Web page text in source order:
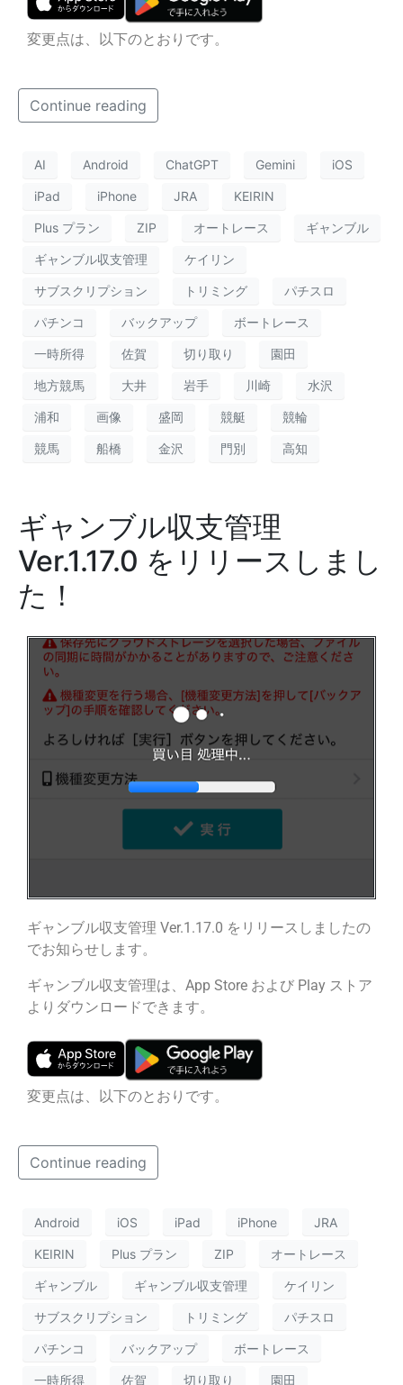
変更点は、以下のとおりです。
Continue reading
AI Android ChatGPT Gemini iOS
iPad iPhone JRA KEIRIN
Plus プラン ZIP オートレース ギャンブル
ギャンブル収支管理 ケイリン
サブスクリプション トリミング パチスロ
パチンコ バックアップ ボートレース
一時所得 佐賀 切り取り 園田
地方競馬 大井 岩手 川崎 水沢
浦和 画像 盛岡 競艇 競輪
競馬 船橋 金沢 門別 高知
ギャンブル収支管理
Ver.1.17.0 をリリースしまし
た！
ギャンブル収支管理 Ver.1.17.0 をリリースしましたの
でお知らせします。
ギャンブル収支管理は、App Store および Play ストア
よりダウンロードできます。
変更点は、以下のとおりです。
Continue reading
Android iOS iPad iPhone JRA
KEIRIN Plus プラン ZIP オートレース
ギャンブル ギャンブル収支管理 ケイリン
サブスクリプション トリミング パチスロ
パチンコ バックアップ ボートレース
一時所得 佐賀 切り取り 園田